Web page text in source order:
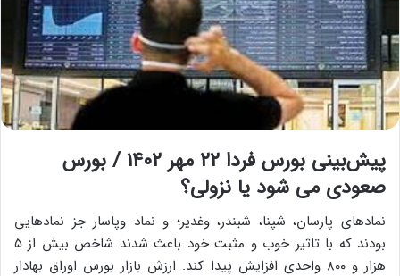
پیش‌بینی بورس فردا ۲۲ مهر ۱۴۰۲ / بورس
صعودی می شود یا نزولی؟
نمادهای پارسان، شپنا، شبندر، وغدیر؛ و نماد وپاسار جز نمادهایی
بودند که با تاثیر خوب و مثبت خود باعث شدند شاخص بیش از ۵
هزار و ۸۰۰ واحدی افزایش پیدا کند. ارزش بازار بورس اوراق بهادار